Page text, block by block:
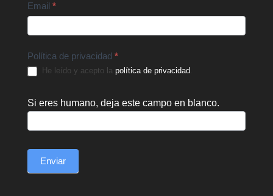
Email *
Política de privacidad *
He leído y acepto la política de privacidad.
Si eres humano, deja este campo en blanco.
Enviar